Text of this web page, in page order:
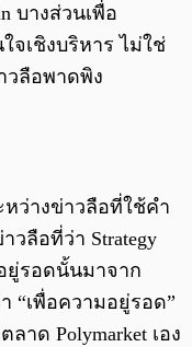
บางส่วนเพื่อ
จเชิงบริหาร ไม่ใช่
ลือพาดพิง
ว่างข่าวลือที่ใช้คำ
วลือที่ว่า Strategy
ยู่รอดนั้นมาจาก
“เพื่อความอยู่รอด”
าด Polymarket เอง